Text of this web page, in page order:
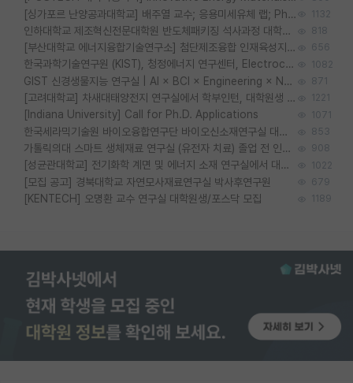
[싱가포르 난양공과대학교] 배주열 교수; 응용미세유체 랩; PhD/Postdoc/Visiting 모집 1132
인하대학교 제조혁신전문대학원 반도체패키징 석사과정 대학원생 모집 818
[부산대학교 에너지융합기술연구소] 첨단제조융합 인재육성지원 박사후연구원 채용 (이진홍 교수님 연구실) 656
한국과학기술연구원 (KIST), 청정에너지 연구센터, Electrochemical Materials and Devices (Emd) Lab에서 학생을 모집합니다. (연,고대) 1082
GIST 신경생물지능 연구실 | AI × BCI × Engineering × Neuroscience 이노코어 Post-doc 모집 871
[고려대학교] 차새대태양전지 연구실에서 학부인턴, 대학원생 및 Post.Doc.을 모집합니다. 1221
[Indiana University] Call for Ph.D. Applications 1071
한국세라믹기술원 바이오융합연구단 바이오신소재연구실 대학원생/학부인턴 모집 853
가톨릭의대 스마트 생체재료 연구실 (유전자 치료) 졸업 전 인턴 및 대학원생 모집 908
[성균관대학교] 전기화학 계면 및 에너지 소재 연구실에서 대학원생을 모집합니다. 1022
[모집 공고] 경북대학교 자연모사재료연구실 박사후연구원 679
[KENTECH] 오명환 교수 연구실 대학원생/포스닥 모집 1189